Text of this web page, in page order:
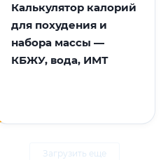
Калькулятор калорий
для похудения и
набора массы —
КБЖУ, вода, ИМТ
Загрузить еще